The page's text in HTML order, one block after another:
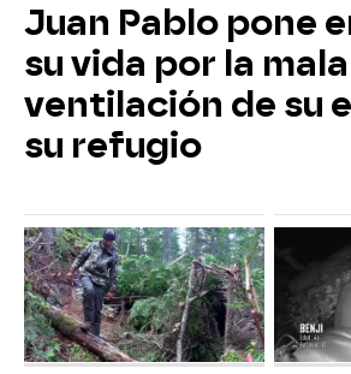
Juan Pablo pone
su vida por la mala
ventilación de su
su refugio